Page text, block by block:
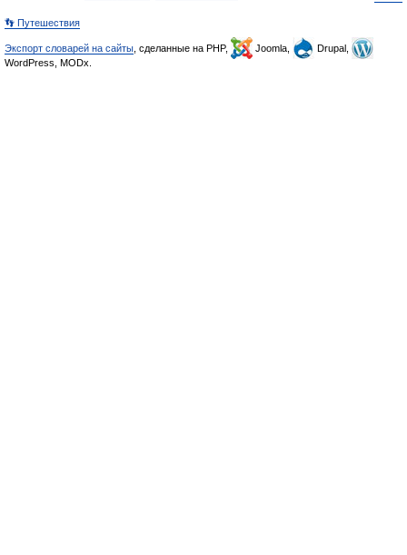
👣 Путешествия
Экспорт словарей на сайты , сделанные на PHP, Joomla,
Drupal,
WordPress, MODx.